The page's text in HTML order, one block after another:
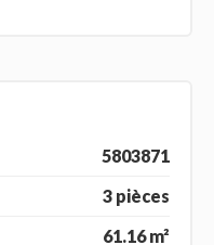
5803871
3 pièces
61.16 m²